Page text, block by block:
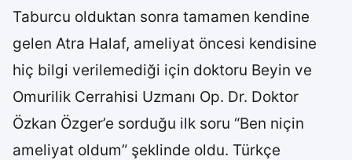
Taburcu olduktan sonra tamamen kendine
gelen Atra Halaf, ameliyat öncesi kendisine
hiç bilgi verilemediği için doktoru Beyin ve
Omurilik Cerrahisi Uzmanı Op. Dr. Doktor
Özkan Özger’e sorduğu ilk soru “Ben niçin
ameliyat oldum” şeklinde oldu. Türkçe